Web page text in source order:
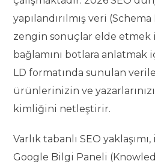
yapılandırılmış veri
zengin sonuçlar elde
bağlamını botlara anlatmak
LD formatında sunulan
ürünlerinizin ve
kimliğini netleştirir.
Varlık tabanlı SEO
Google Bilgi Paneli